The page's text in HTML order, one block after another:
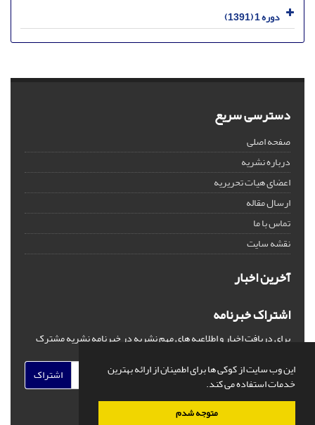
این وب سایت از کوکی ها برای اطمینان از ارائه بهترین
خدمات استفاده می کند.
متوجه شدم
دوره 1 (1391)
دسترسی سریع
صفحه اصلی
درباره نشریه
اعضای هیات تحریریه
ارسال مقاله
تماس با ما
نقشه سایت
آخرین اخبار
اشتراک خبرنامه
برای دریافت اخبار و اطلاعیه های مهم نشریه در خبرنامه نشریه مشترک
اشتراک